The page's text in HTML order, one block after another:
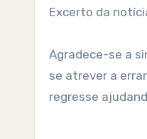
Excerto da
Agradece-se a
se atrever a
regresse